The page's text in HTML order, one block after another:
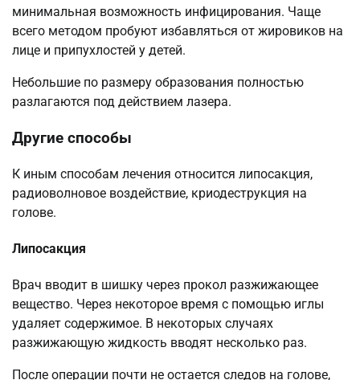
минимальная возможность инфицирования. Чаще
всего методом пробуют избавляться от жировиков на
лице и припухлостей у детей.
Небольшие по размеру образования полностью
разлагаются под действием лазера.
Другие способы
К иным способам лечения относится липосакция,
радиоволновое воздействие, криодеструкция на
голове.
Липосакция
Врач вводит в шишку через прокол разжижающее
вещество. Через некоторое время с помощью иглы
удаляет содержимое. В некоторых случаях
разжижающую жидкость вводят несколько раз.
После операции почти не остается следов на голове,